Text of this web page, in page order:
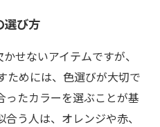
選び方
せないアイテムですが、
ためには、色選びが大切で
ったカラーを選ぶことが基
う人は、オレンジや赤、